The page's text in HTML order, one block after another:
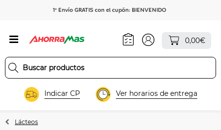
1º Envío GRATIS con el cupón: BIENVENIDO
0,00€
Indicar CP Ver horarios de entrega
Lácteos